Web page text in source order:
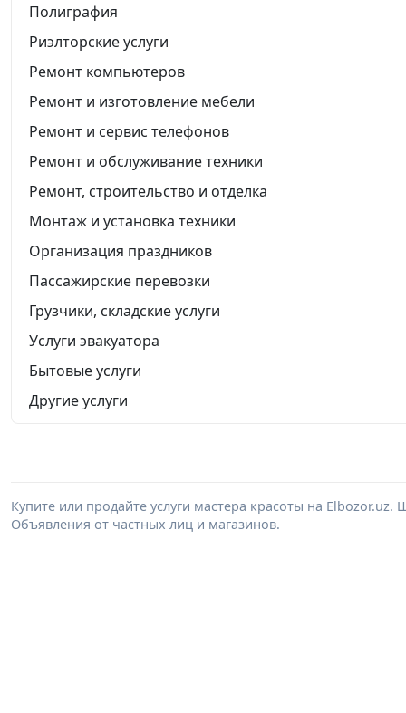
Полиграфия
Риэлторские услуги
Ремонт компьютеров
Ремонт и изготовление мебели
Ремонт и сервис телефонов
Ремонт и обслуживание техники
Ремонт, строительство и отделка
Монтаж и установка техники
Организация праздников
Пассажирские перевозки
Грузчики, складские услуги
Услуги эвакуатора
Бытовые услуги
Другие услуги
Купите или продайте услуги мастера красоты на
Объявления от частных лиц и магазинов.